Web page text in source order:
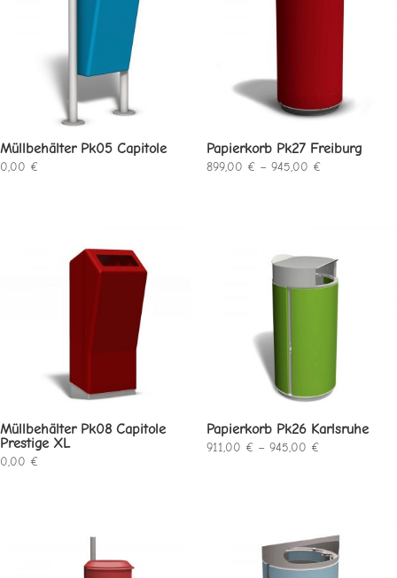
Müllbehälter Pk05 Capitole
0,00 €
Papierkorb Pk27 Freiburg
899,00 € – 945,00 €Preisspanne:
Müllbehälter Pk08 Capitole
Prestige XL
0,00 €
Papierkorb Pk26 Karlsruhe
911,00 € – 945,00 €Preisspanne: